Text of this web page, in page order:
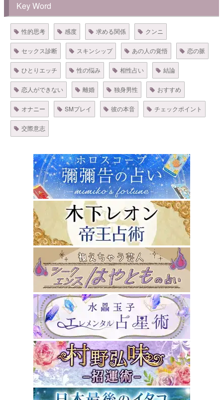
Key Word
性的思考 感度 求める関係 クンニ
セックス診断 スキンシップ あの人の覚悟 恋の脈
ひとりエッチ 性の悩み 相性占い 結論
恋人ができない 離婚 独身男性 おすすめ
オナニー SMプレイ 彼の本音 チェックポイント
交際意志